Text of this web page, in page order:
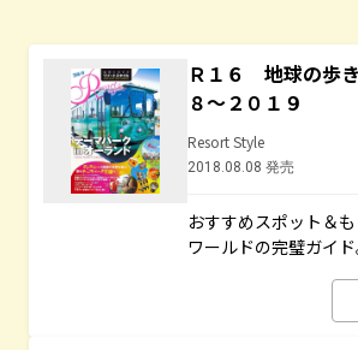
Ｒ１６ 地球の歩
８～２０１９
Resort Style
2018.08.08 発売
おすすめスポット＆
ワールドの完璧ガイ